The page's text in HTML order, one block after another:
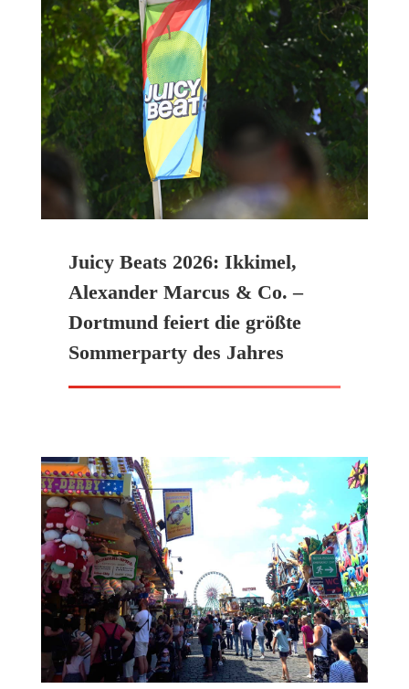
Juicy Beats 2026: Ikkimel,
Alexander Marcus & Co. –
Dortmund feiert die größte
Sommerparty des Jahres